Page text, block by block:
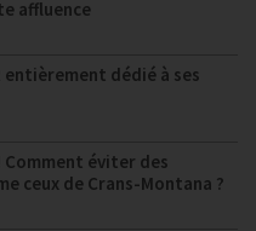
affluence
entièrement dédié à ses
! Comment éviter des
ceux de Crans-Montana ?